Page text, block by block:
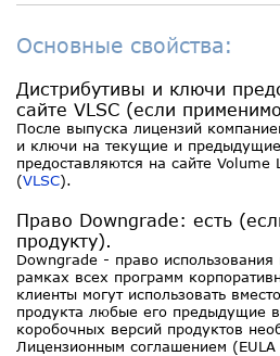
Основные свойства:
Дистрибутивы и ключи
сайте VLSC (если
После выпуска лицензий
и ключи на текущие и предыдущие
предоставляются на сайте
(VLSC).
Право Downgrade: есть
продукту).
Downgrade - право
рамках всех программ
клиенты могут использовать
продукта любые его предыдущие
коробочных версий продуктов
Лицензионным соглашением